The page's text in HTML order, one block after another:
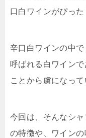
口白ワインがぴった
辛口白ワインの中
呼ばれる白ワイン
ことから虜になっ
今回は、そんなシ
の特徴や、ワインの